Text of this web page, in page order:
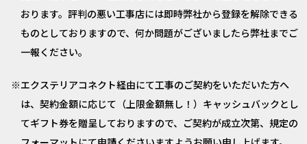
おります。評判の悪い工事店には即時弊社から登録を解除できる
ものとしておりますので、何か問題がございましたら弊社までご
一報ください。
エクステリアコネクト経由にて工事のご契約をいただいた方へ
は、契約金額に応じて（上限金額無し！）キャッシュバックとし
てギフト券を贈呈しておりますので、ご契約が成立次第、規定の